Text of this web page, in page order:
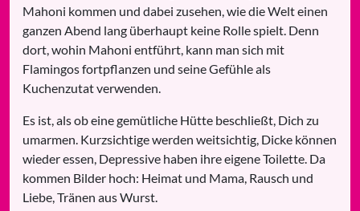
Mahoni kommen und dabei zusehen, wie die Welt einen
ganzen Abend lang überhaupt keine Rolle spielt. Denn
dort, wohin Mahoni entführt, kann man sich mit
Flamingos fortpflanzen und seine Gefühle als
Kuchenzutat verwenden.
Es ist, als ob eine gemütliche Hütte beschließt, Dich zu
umarmen. Kurzsichtige werden weitsichtig, Dicke können
wieder essen, Depressive haben ihre eigene Toilette. Da
kommen Bilder hoch: Heimat und Mama, Rausch und
Liebe, Tränen aus Wurst.